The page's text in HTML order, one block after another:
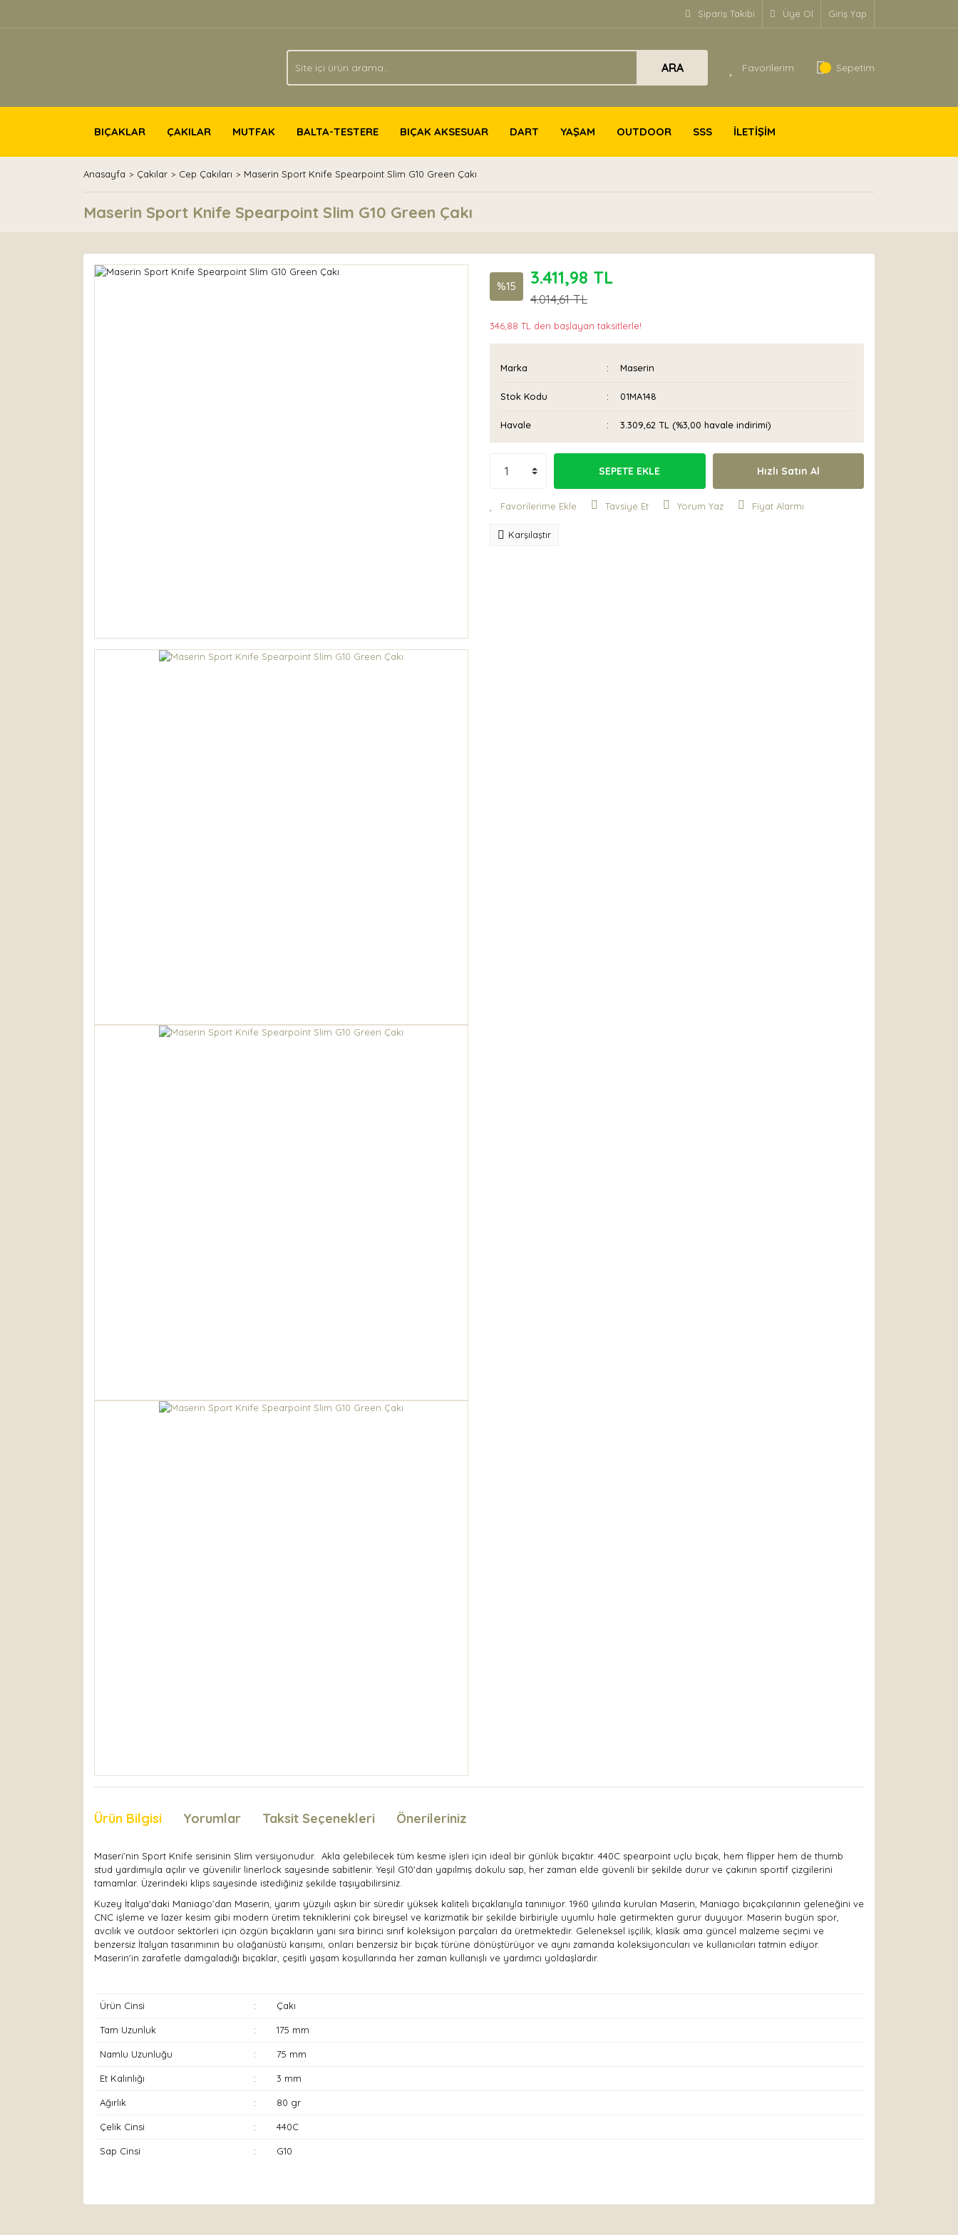
Sipariş Takibi Üye Ol Giriş Yap
ARA Favorilerim Sepetim
BIÇAKLAR ÇAKILAR MUTFAK BALTA-TESTERE BIÇAK AKSESUAR DART YAŞAM OUTDOOR SSS İLETİŞİM
Anasayfa Çakılar Cep Çakıları Maserin Sport Knife Spearpoint Slim G10 Green Çakı
Maserin Sport Knife Spearpoint Slim G10 Green Çakı
%15 3.411,98 TL
4.014,61 TL
346,88 TL den başlayan taksitlerle!
Marka Maserin
Stok Kodu 01MA148
Havale 3.309,62 TL (%3,00 havale indirimi)
SEPETE EKLE Hızlı Satın Al
Tavsiye Et Yorum Yaz Fiyat Alarmı
Karşılaştır
Ürün Bilgisi Yorumlar Taksit Seçenekleri Önerileriniz
Maseri’nin Sport Knife serisinin Slim versiyonudur. Akla gelebilecek tüm kesme işleri için ideal bir günlük bıçaktır. 440C spearpoint uçlu bıçak, hem flipper hem de thumb
stud yardımıyla açılır ve güvenilir linerlock sayesinde sabitlenir. Yeşil G10'dan yapılmış dokulu sap, her zaman elde güvenli bir şekilde durur ve çakının sportif çizgilerini
tamamlar. Üzerindeki klips sayesinde istediğiniz şekilde taşıyabilirsiniz.
Kuzey İtalya'daki Maniago'dan Maserin, yarım yüzyılı aşkın bir süredir yüksek kaliteli bıçaklarıyla tanınıyor. 1960 yılında kurulan Maserin, Maniago bıçakçılarının geleneğini ve
CNC işleme ve lazer kesim gibi modern üretim tekniklerini çok bireysel ve karizmatik bir şekilde birbiriyle uyumlu hale getirmekten gurur duyuyor. Maserin bugün spor,
avcılık ve outdoor sektörleri için özgün bıçakların yanı sıra birinci sınıf koleksiyon parçaları da üretmektedir. Geleneksel işçilik, klasik ama güncel malzeme seçimi ve
benzersiz İtalyan tasarımının bu olağanüstü karışımı, onları benzersiz bir bıçak türüne dönüştürüyor ve aynı zamanda koleksiyoncuları ve kullanıcıları tatmin ediyor.
Maserin'in zarafetle damgaladığı bıçaklar, çeşitli yaşam koşullarında her zaman kullanışlı ve yardımcı yoldaşlardır.
Ürün Cinsi : Çakı
Tam Uzunluk : 175 mm
Namlu Uzunluğu : 75 mm
Et Kalınlığı : 3 mm
Ağırlık : 80 gr
Çelik Cinsi : 440C
Sap Cinsi : G10